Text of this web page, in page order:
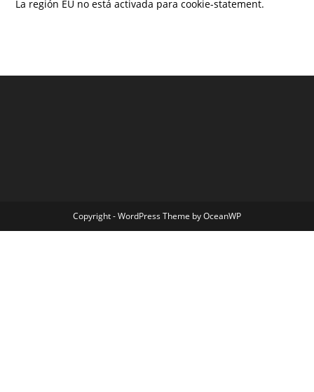
La región EU no está activada para cookie-statement.
Copyright - WordPress Theme by OceanWP